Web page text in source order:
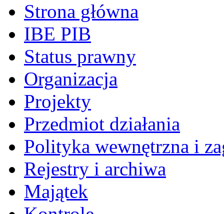
Strona główna
IBE PIB
Status prawny
Organizacja
Projekty
Przedmiot działania
Polityka wewnętrzna i
Rejestry i archiwa
Majątek